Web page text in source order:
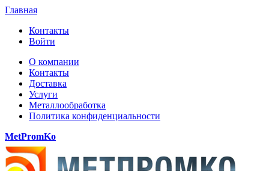
Главная
Контакты
Войти
О компании
Контакты
Доставка
Услуги
Металлообработка
Политика конфиденциальности
MetPromKo